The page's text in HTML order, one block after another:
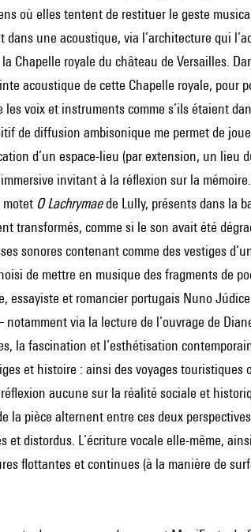
où elles tentent de restituer le geste
dans une acoustique, via l’architecture qui
Chapelle royale du château de Versailles.
acoustique de cette Chapelle royale,
les voix et instruments comme s’ils étaient
de diffusion ambisonique me permet de
d’un espace-lieu (par extension, un
invitant à la réflexion sur la
motet O Lachrymaede Lully, présents dans la
transformés, comme si le son avait été
sonores contenant comme des vestiges
de mettre en musique des fragments de
essayiste et romancier portugais Nuno
notamment via la lecture de l’ouvrage de
la fascination et l’esthétisation
et histoire : ainsi des voyages
aucune sur la réalité sociale et
la pièce alternent entre ces deux
et distordus. L’écriture vocale elle-même,
flottantes et continues (à la manière de